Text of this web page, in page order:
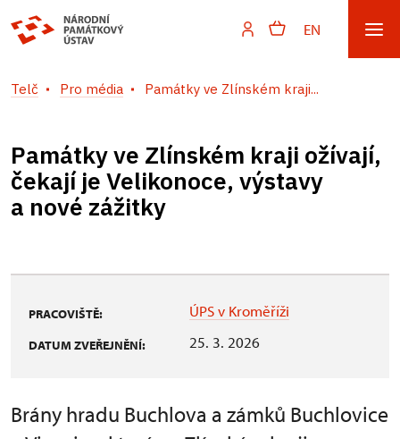
EN
Telč Pro média Památky ve Zlínském kraji...
Památky ve Zlínském kraji ožívají,
čekají je Velikonoce, výstavy
a nové zážitky
PRACOVIŠTĚ: ÚPS v Kroměříži
DATUM ZVEŘEJNĚNÍ: 25. 3. 2026
Brány hradu Buchlova a zámků Buchlovice